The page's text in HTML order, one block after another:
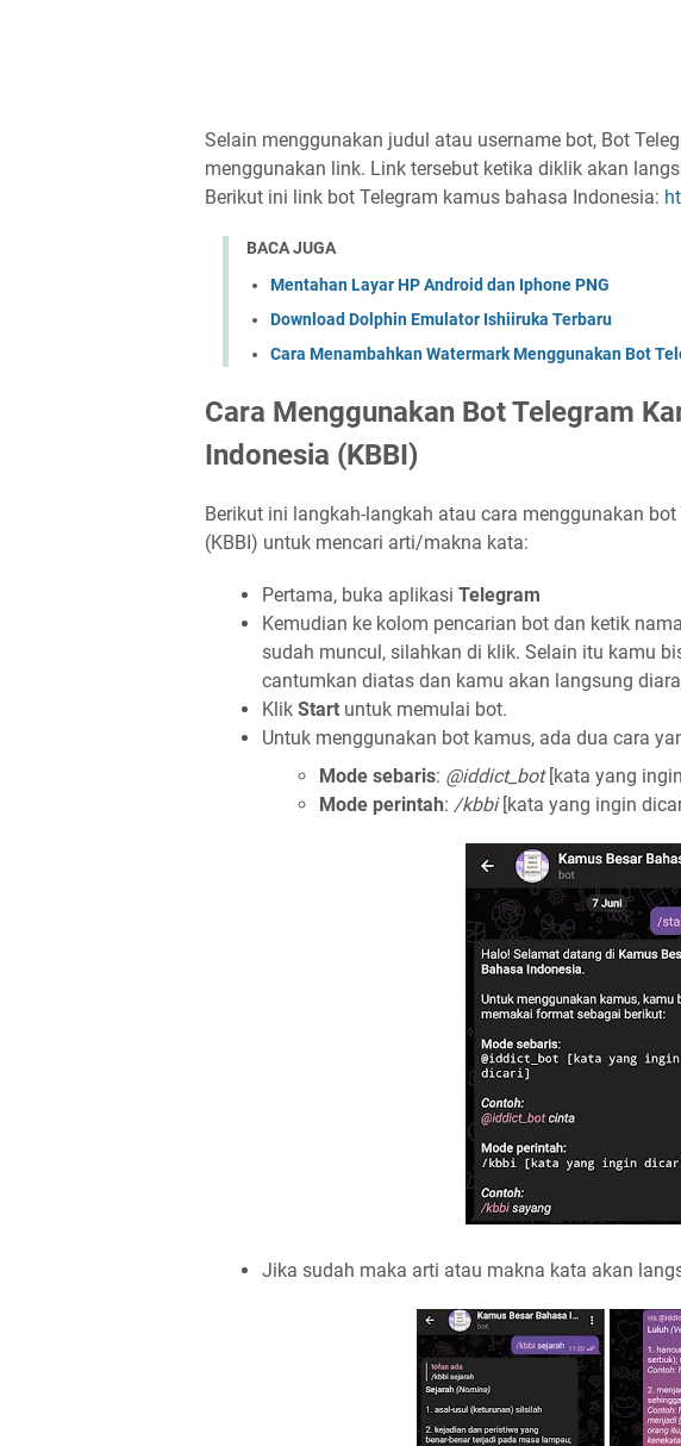
Selain menggunakan judul atau username bot, Bot
menggunakan link. Link tersebut ketika diklik akan
Berikut ini link bot Telegram kamus bahasa Indonesia:
BACA JUGA
Mentahan Layar HP Android dan Iphone PNG
Download Dolphin Emulator Ishiiruka Terbaru
Cara Menambahkan Watermark Menggunakan Bot
Cara Menggunakan Bot Telegram
Indonesia (KBBI)
Berikut ini langkah-langkah atau cara menggunakan
(KBBI) untuk mencari arti/makna kata:
Pertama, buka aplikasi Telegram
Kemudian ke kolom pencarian bot dan ketik
sudah muncul, silahkan di klik. Selain itu kamu
cantumkan diatas dan kamu akan langsung
Klik Start untuk memulai bot.
Untuk menggunakan bot kamus, ada dua cara
Mode sebaris: @iddict_bot[kata yang
Mode perintah: /kbbi[kata yang ingin
Jika sudah maka arti atau makna kata akan